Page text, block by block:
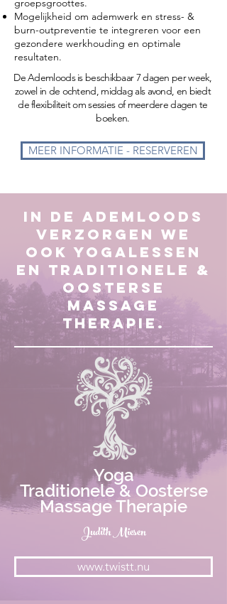
groepsgroottes.
Mogelijkheid om ademwerk en stress- &
burn-outpreventie te integreren voor een
gezondere werkhouding en optimale
resultaten.
De Ademloods is beschikbaar 7 dagen per week,
zowel in de ochtend, middag als avond, en biedt
de flexibiliteit om sessies of meerdere dagen te
boeken.
MEER INFORMATIE - RESERVEREN
In de Ademloods
verzorgen we
ook Yogalessen
en Traditionele &
Oosterse
massage
therapie.
Yoga
Traditionele & Oosterse
Massage Therapie
Judith Miesen
www.twistt.nu